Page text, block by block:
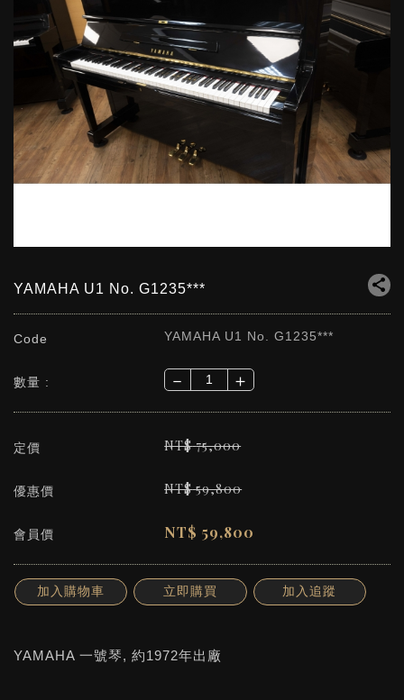
YAMAHA U1 No. G1235***
Code YAMAHA U1 No. G1235***
數量 : － ＋
定價 NT$ 75,000
優惠價 NT$ 59,800
會員價 NT$ 59,800
加入購物車 立即購買 加入追蹤
YAMAHA 一號琴, 約1972年出廠